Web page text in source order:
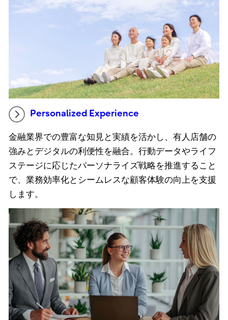
Personalized Experience
金融業界での豊富な知見と実績を活かし、有人店舗の
強みとデジタルの利便性を融合。行動データやライフ
ステージに応じたパーソナライズ戦略を推進すること
で、業務効率化とシームレスな顧客体験の向上を支援
します。